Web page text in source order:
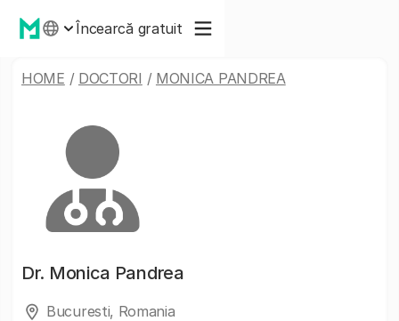
Încearcă gratuit
HOME / DOCTORI / MONICA PANDREA
Dr. Monica Pandrea
Bucuresti, Romania